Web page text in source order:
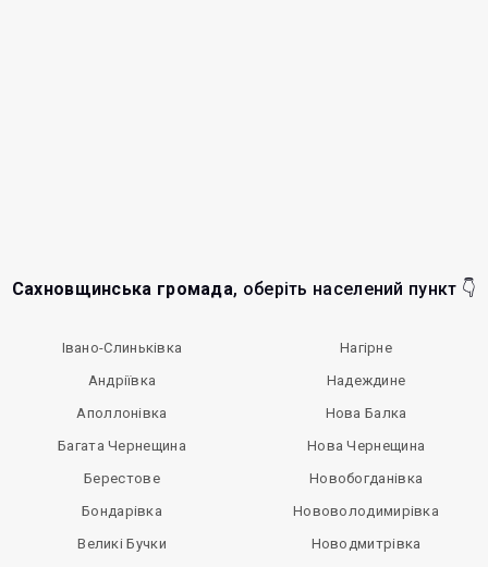
Сахновщинська громада, оберіть населений пункт 👇
Івано-Слиньківка
Андріївка
Аполлонівка
Багата Чернещина
Берестове
Бондарівка
Великі Бучки
Нагірне
Надеждине
Нова Балка
Нова Чернещина
Новобогданівка
Нововолодимирівка
Новодмитрівка